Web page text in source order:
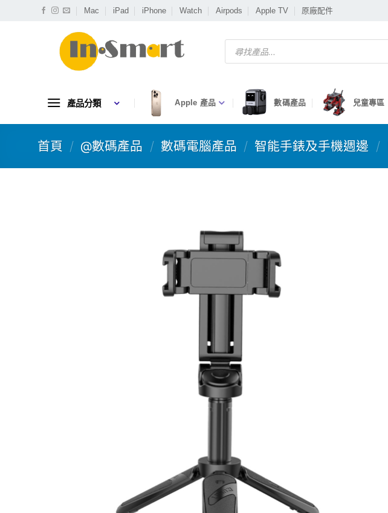
Mac iPad iPhone Watch Airpods Apple TV 原廠配件
Products
search
產品分類 Apple 產品 數碼產品 兒童專區
首頁 / @數碼產品 / 數碼電腦產品 / 智能手錶及手機週邊 /